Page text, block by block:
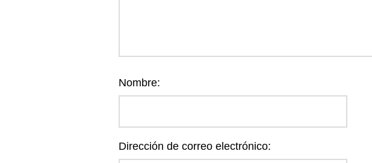
Nombre:
Dirección de correo electrónico: